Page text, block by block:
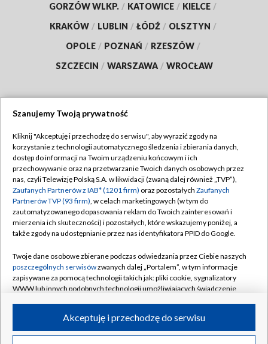
GORZÓW WLKP. / KATOWICE / KIELCE /
KRAKÓW / LUBLIN / ŁÓDŹ / OLSZTYN /
OPOLE / POZNAŃ / RZESZÓW /
SZCZECIN / WARSZAWA / WROCŁAW
TVP
Abonament TVP
Emisja w TVP
Centrum informacji TVP
Naziemna Telewizja Cyfrowa
Rada Programowa
System NOS
Informacje o nadawcy
Program dla prasy
Regulamin TVP
Polityka prywatności
Moje zgody
Pomoc
Kontakt
Kanały
©2026 Telewizja Polska S.A. w likwidacji
Szanujemy Twoją prywatność
Kliknij "Akceptuję i przechodzę do serwisu", aby wyrazić zgody na
korzystanie z technologii automatycznego śledzenia i zbierania danych,
dostęp do informacji na Twoim urządzeniu końcowym i ich
przechowywanie oraz na przetwarzanie Twoich danych osobowych przez
nas, czyli Telewizję Polską S.A. w likwidacji (zwaną dalej również „TVP”),
Zaufanych Partnerów z IAB* (1201 firm) oraz pozostałych Zaufanych
Partnerów TVP (93 firm), w celach marketingowych (w tym do
zautomatyzowanego dopasowania reklam do Twoich zainteresowań i
mierzenia ich skuteczności) i pozostałych, które wskazujemy poniżej, a
także zgody na udostępnianie przez nas identyfikatora PPID do Google.
Twoje dane osobowe zbierane podczas odwiedzania przez Ciebie naszych
poszczególnych serwisówzwanych dalej „Portalem”, w tym informacje
zapisywane za pomocą technologii takich jak: pliki cookie, sygnalizatory
WWW lub innych podobnych technologii umożliwiających świadczenie
ruchu w Internecie.Akceptuję i przechodzę do serwisu